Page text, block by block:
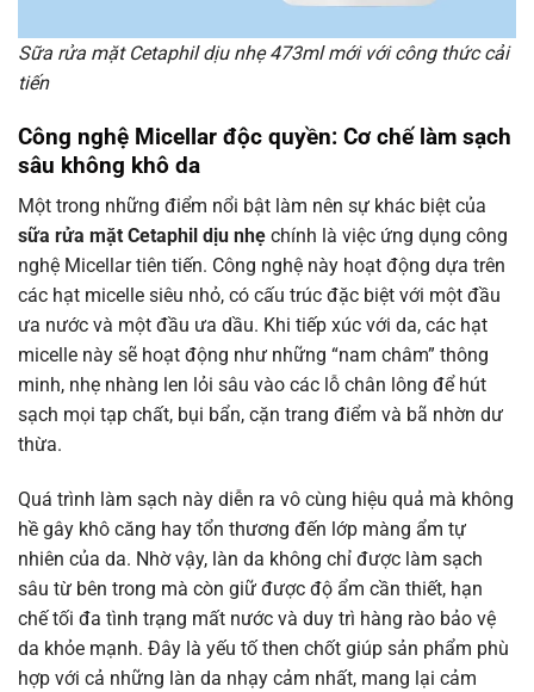
Sữa rửa mặt Cetaphil dịu nhẹ 473ml mới với công thức cải
tiến
Công nghệ Micellar độc quyền: Cơ chế làm sạch
sâu không khô da
Một trong những điểm nổi bật làm nên sự khác biệt của
sữa rửa mặt Cetaphil dịu nhẹ chính là việc ứng dụng công
nghệ Micellar tiên tiến. Công nghệ này hoạt động dựa trên
các hạt micelle siêu nhỏ, có cấu trúc đặc biệt với một đầu
ưa nước và một đầu ưa dầu. Khi tiếp xúc với da, các hạt
micelle này sẽ hoạt động như những “nam châm” thông
minh, nhẹ nhàng len lỏi sâu vào các lỗ chân lông để hút
sạch mọi tạp chất, bụi bẩn, cặn trang điểm và bã nhờn dư
thừa.
Quá trình làm sạch này diễn ra vô cùng hiệu quả mà không
hề gây khô căng hay tổn thương đến lớp màng ẩm tự
nhiên của da. Nhờ vậy, làn da không chỉ được làm sạch
sâu từ bên trong mà còn giữ được độ ẩm cần thiết, hạn
chế tối đa tình trạng mất nước và duy trì hàng rào bảo vệ
da khỏe mạnh. Đây là yếu tố then chốt giúp sản phẩm phù
hợp với cả những làn da nhạy cảm nhất, mang lại cảm